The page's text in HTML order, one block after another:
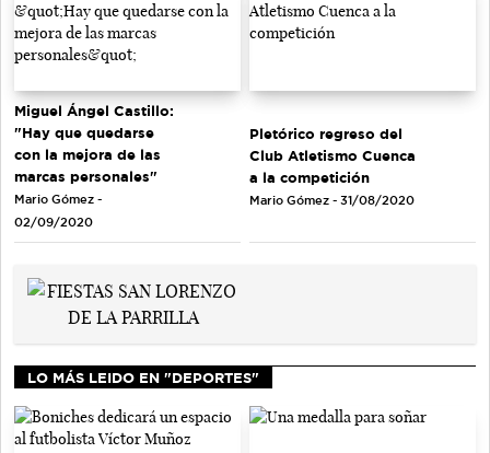
Miguel Ángel Castillo:
"Hay que quedarse
con la mejora de las
marcas personales"
Mario Gómez -
02/09/2020
Pletórico regreso del
Club Atletismo Cuenca
a la competición
Mario Gómez - 31/08/2020
LO MÁS LEIDO EN "DEPORTES"